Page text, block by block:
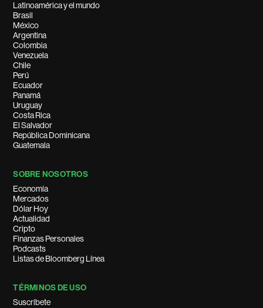
Latinoamérica y el mundo
Brasil
México
Argentina
Colombia
Venezuela
Chile
Perú
Ecuador
Panamá
Uruguay
Costa Rica
El Salvador
República Dominicana
Guatemala
SOBRE NOSOTROS
Economía
Mercados
Dólar Hoy
Actualidad
Cripto
Finanzas Personales
Podcasts
Listas de Bloomberg Línea
TÉRMINOS DE USO
Suscríbete